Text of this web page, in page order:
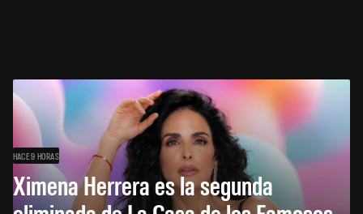
HACE 9 HORAS
Ximena Herrera es la segunda